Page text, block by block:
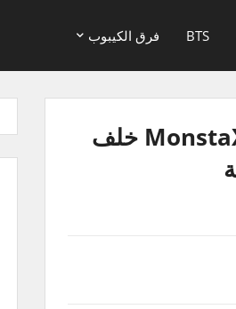
BTS فرق الكيبوب
برنامج مونستا اكس MonstaX's Puppy Day خلف